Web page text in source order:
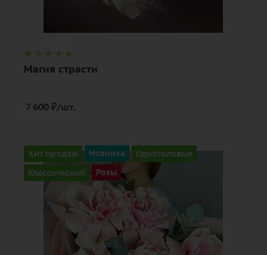
Магия страсти
7 600 ₽/шт.
Хит продаж Новинка
Одноголовые
Классический
Розы
Количество
5
розовый
роза, эвкалипт